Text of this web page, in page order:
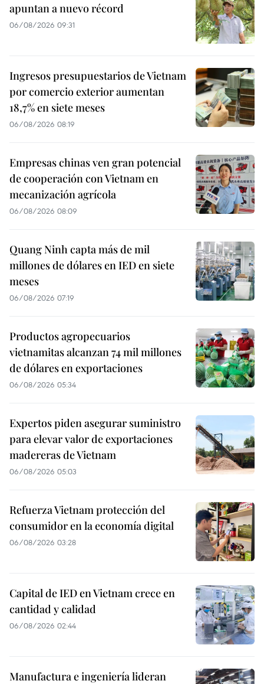
apuntan a nuevo récord
06/08/2026 09:31
Ingresos presupuestarios de Vietnam
por comercio exterior aumentan
18,7% en siete meses
06/08/2026 08:19
Empresas chinas ven gran potencial
de cooperación con Vietnam en
mecanización agrícola
06/08/2026 08:09
Quang Ninh capta más de mil
millones de dólares en IED en siete
meses
06/08/2026 07:19
Productos agropecuarios
vietnamitas alcanzan 74 mil millones
de dólares en exportaciones
06/08/2026 05:34
Expertos piden asegurar suministro
para elevar valor de exportaciones
madereras de Vietnam
06/08/2026 05:03
Refuerza Vietnam protección del
consumidor en la economía digital
06/08/2026 03:28
Capital de IED en Vietnam crece en
cantidad y calidad
06/08/2026 02:44
Manufactura e ingeniería lideran